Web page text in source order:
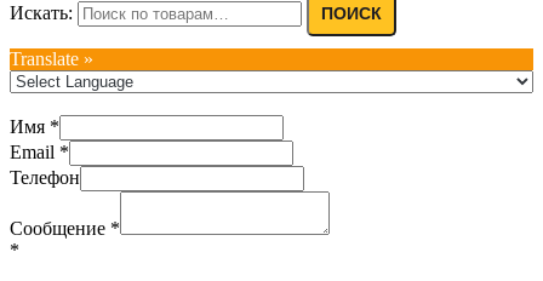
Искать: ПОИСК
Translate »
Имя *
Email *
Телефон
Сообщение *
*